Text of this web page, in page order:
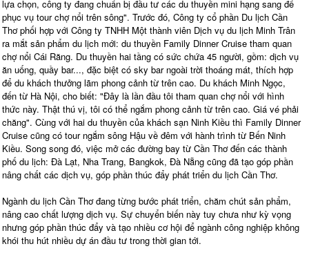
lựa chọn, công ty đang chuẩn bị đầu tư các du thuyền mini hạng sang để
phục vụ tour chợ nổi trên sông". Trước đó, Công ty cổ phần Du lịch Cần
Thơ phối hợp với Công ty TNHH Một thành viên Dịch vụ du lịch Minh Trân
ra mắt sản phẩm du lịch mới: du thuyền Family Dinner Cruise tham quan
chợ nổi Cái Răng. Du thuyền hai tầng có sức chứa 45 người, gồm: dịch vụ
ăn uống, quầy bar..., đặc biệt có sky bar ngoài trời thoáng mát, thích hợp
để du khách thưởng lãm phong cảnh từ trên cao. Du khách Minh Ngọc,
đến từ Hà Nội, cho biết: "Đây là lần đầu tôi tham quan chợ nổi với hình
thức này. Thật thú vị, tôi có thể ngắm phong cảnh từ trên cao. Giá vé phải
chăng". Cùng với hai du thuyền của khách sạn Ninh Kiều thì Family Dinner
Cruise cũng có tour ngắm sông Hậu về đêm với hành trình từ Bến Ninh
Kiều. Song song đó, việc mở các đường bay từ Cần Thơ đến các thành
phố du lịch: Đà Lạt, Nha Trang, Bangkok, Đà Nẵng cũng đã tạo góp phần
nâng chất các dịch vụ, góp phần thúc đẩy phát triển du lịch Cần Thơ.
Ngành du lịch Cần Thơ đang từng bước phát triển, chăm chút sản phẩm,
nâng cao chất lượng dịch vụ. Sự chuyển biến này tuy chưa như kỳ vọng
nhưng góp phần thúc đẩy và tạo nhiều cơ hội để ngành công nghiệp không
khói thu hút nhiều dự án đầu tư trong thời gian tới.